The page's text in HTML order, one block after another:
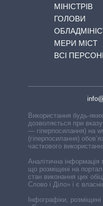
МІНІСТРІВ
ГОЛОВИ
МЕРИ МІСТ
ВСІ
Використання будь-
дозволяється при
— гіперпосилання) на
(гіперпосилання)
часткового
Аналітична інформація
що розміщені на
стан виконання цих
Слово і Діло» і є
Інфографіки,